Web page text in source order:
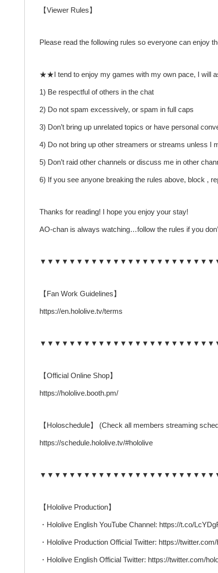
【Viewer Rules】
Please read the following rules so everyone can enjoy
★★I tend to enjoy my games with my own pace, I will
1) Be respectful of others in the chat
2) Do not spam excessively, or spam in full caps
3) Don’t bring up unrelated topics or have personal
4) Do not bring up other streamers or streams unless I
5) Don’t raid other channels or discuss me in other
6) If you see anyone breaking the rules above, block ,
Thanks for reading! I hope you enjoy your stay!
AO-chan is always watching…follow the rules if you
【Fan Work Guidelines】
https://en.hololive.tv/terms
【Official Online Shop】
https://hololive.booth.pm/
【Holoschedule】 (Check all members streaming
https://schedule.hololive.tv/#hololive
【Hololive Production】
・Hololive English YouTube Channel: https://t.co/
・Hololive Production Official Twitter: https://
・Hololive English Official Twitter: https://twitter.com/